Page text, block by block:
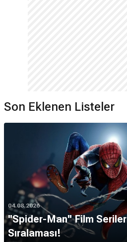
Son Eklenen Listeler
04.08.2026
''Spider-Man'' Film
Sıralaması!